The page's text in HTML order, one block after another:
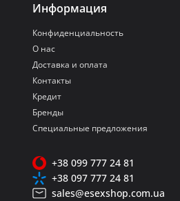
Информация
Конфиденциальность
О нас
Доставка и оплата
Контакты
Кредит
Бренды
Специальные предложения
+38 099 777 24 81
+38 097 777 24 81
sales@esexshop.com.ua